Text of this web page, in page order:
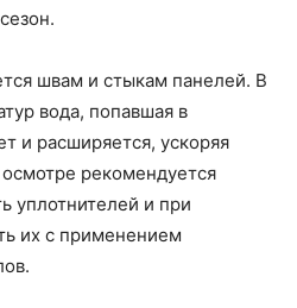
швам и стыкам панелей. В
вода, попавшая в
и расширяется, ускоряя
рекомендуется
уплотнителей и при
их с применением